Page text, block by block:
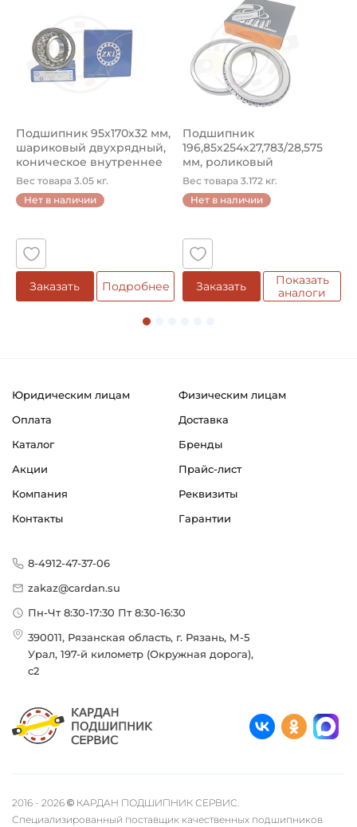
Ширина в сборе (Монтажная):
65,1 мм
Тип наружного кольца:
Способ фиксации на вал:
Способ фиксации подшипника в корпусе:
Штифт центрирующий
Возможность дополнительной смазки
Страна происхождения:
Подшипник 95х170х32 мм,
шариковый двухрядный,
коническое внутреннее
кол...
Вес товара 3.05 кг.
Нет в наличии
Заказать Подробнее
Подшипник
196,85х254х27,783/28,575
мм, роликовый
однорядный конический
...
Вес товара 3.172 кг.
Нет в наличии
Заказать
Показать
аналоги
Юридическим лицам
Физическим лицам
Оплата
Доставка
Каталог
Бренды
Акции
Прайс-лист
Компания
Реквизиты
Контакты
Гарантии
8-4912-47-37-06
zakaz@cardan.su
Пн-Чт 8:30-17:30 Пт 8:30-16:30
390011, Рязанская область, г. Рязань, М-5
Урал, 197-й километр (Окружная дорога),
с2
2016 - 2026 © КАРДАН ПОДШИПНИК СЕРВИС.
Специализированный поставщик качественных подшипников